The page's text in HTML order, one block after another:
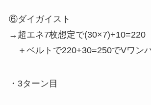
⑥ダイガイスト
→超エネ7枚想定で(30×7)+10=220
＋ベルトで220+30=250でVワン
・3ターン目